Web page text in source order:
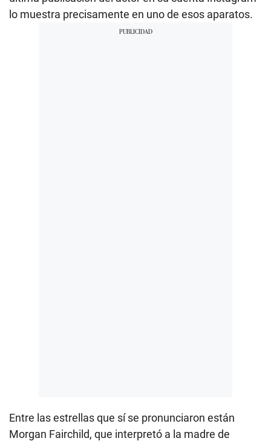
lo muestra precisamente en uno de esos aparatos.
Entre las estrellas que sí se pronunciaron están
Morgan Fairchild, que interpretó a la madre de